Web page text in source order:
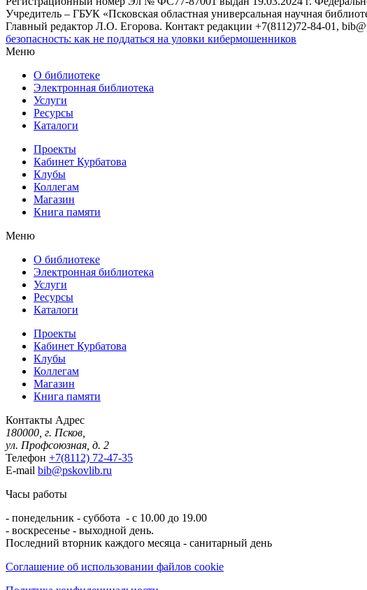
Учредитель – ГБУК «Псковская областная универсальная научная
Главный редактор Л.О. Егорова. Контакт редакции +7(8112)72-84-01,
безопасность: как не поддаться на уловки кибермошенников
Меню
О библиотеке
Электронная библиотека
Услуги
Ресурсы
Каталоги
Проекты
Кабинет Курбатова
Клубы
Коллегам
Магазин
Книга памяти
Меню
О библиотеке
Электронная библиотека
Услуги
Ресурсы
Каталоги
Проекты
Кабинет Курбатова
Клубы
Коллегам
Магазин
Книга памяти
Контакты Адрес
180000, г. Псков,
ул. Профсоюзная, д. 2
Телефон +7(8112) 72-47-35
E-mail bib@pskovlib.ru
Часы работы
- понедельник - суббота - с 10.00 до 19.00
- воскресенье - выходной день.
Последний вторник каждого месяца - санитарный день
Соглашение об использовании файлов cookie